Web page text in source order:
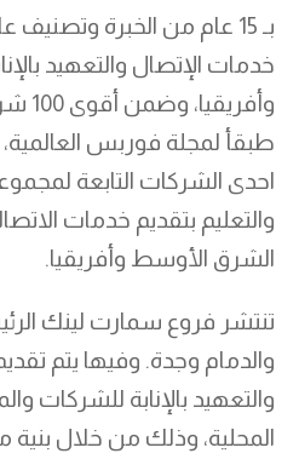
بـ 15 عام من الخبرة
خدمات الإتصال والتعهيد
طبقأ لمجلة فوربس
احدى الشركات التابعة
والتعليم بتقديم خدمات
الشرق الأوسط وأفريقيا.
تنتشر فروع سمارت لينك
والدمام وجدة. وفيها يتم
والتعهيد بالإنابة للشركات
المحلية، وذلك من خلال